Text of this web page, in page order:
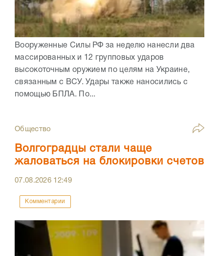
Вооруженные Силы РФ за неделю нанесли два
массированных и 12 групповых ударов
высокоточным оружием по целям на Украине,
связанным с ВСУ. Удары также наносились с
помощью БПЛА. По...
Общество
Волгоградцы стали чаще
жаловаться на блокировки счетов
07.08.2026 12:49
Комментарии